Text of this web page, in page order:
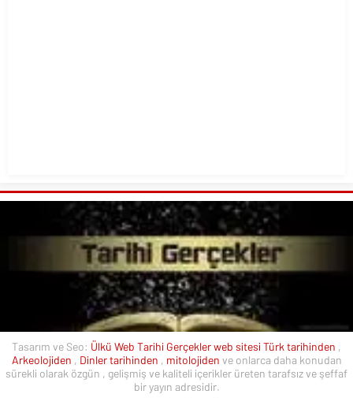
Tasarım ve Seo: Ülkü Web Tarihi Gerçekler web sitesiTürk tarihinden ,
Arkeolojiden , Dinler tarihinden , mitolojiden ve onlarca daha konudan
sürekli olarak özgün , gelişmiş ve kaliteli içerikler üreten tarafsız ve şeffaf
bir yayın adresidir.